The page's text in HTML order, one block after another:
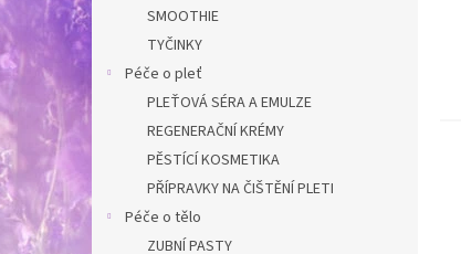
SMOOTHIE
TYČINKY
Péče o pleť
PLEŤOVÁ SÉRA A EMULZE
REGENERAČNÍ KRÉMY
PĚSTÍCÍ KOSMETIKA
PŘÍPRAVKY NA ČIŠTĚNÍ PLETI
Péče o tělo
ZUBNÍ PASTY